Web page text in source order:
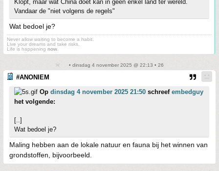
Klopt, maar wat China doet kan in geen enkel land ter wereld.
Vandaar de "niet volgens de regels"
Wat bedoel je?
Never allow waiting to become a habit.
Live your dreams and take risks.
Life is happening now
• dinsdag 4 november 2025 @ 22:13 • 26
#ANONIEM
Op dinsdag 4 november 2025 21:50 schreef embedguy
het volgende:
[..]
Wat bedoel je?
Maling hebben aan de lokale natuur en fauna bij het winnen van
grondstoffen, bijvoorbeeld.